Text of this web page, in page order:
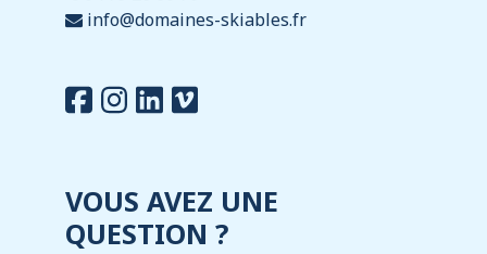
info@domaines-skiables.fr
VOUS AVEZ UNE
QUESTION ?